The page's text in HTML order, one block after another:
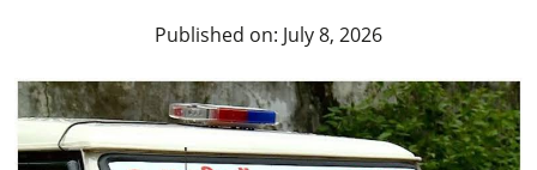
Published on: July 8, 2026